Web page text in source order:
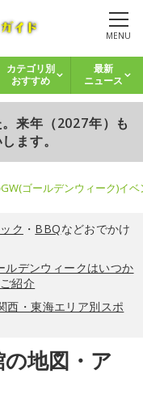
MENU
カテゴリ別
おすすめ
最新
ニュース
来年（2027年）も
ます。
ゴールデンウィーク)イ
ク ・ BBQなどおでかけ
ルデンウィークはいつか
紹介
西・東海エリア別スポ
地図・ア